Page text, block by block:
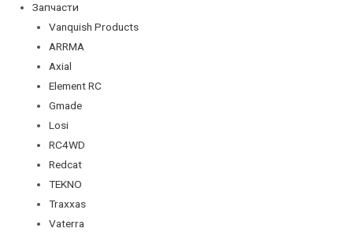
Запчасти
Vanquish Products
ARRMA
Axial
Element RC
Gmade
Losi
RC4WD
Redcat
TEKNO
Traxxas
Vaterra